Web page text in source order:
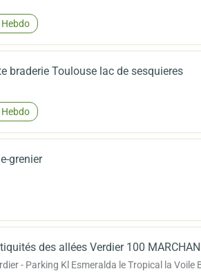
Hebdo
braderie Toulouse lac de sesquieres
Hebdo
grenier
des allées Verdier 100
- Parking Kl Esmeralda le Tropical la Voile